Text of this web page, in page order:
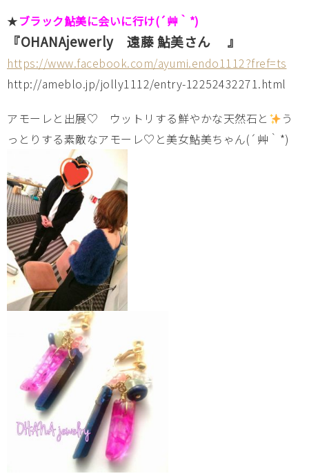
★ブラック鮎美に会いに行け(´艸｀*)
『OHANAjewerly 遠藤 鮎美さん 』
https://www.facebook.com/ayumi.endo1112?fref=ts
http://ameblo.jp/jolly1112/entry-12252432271.html
アモーレと出展♡ ウットリする鮮やかな天然石と
う
っとりする素敵なアモーレ♡と美女鮎美ちゃん(´艸｀*)